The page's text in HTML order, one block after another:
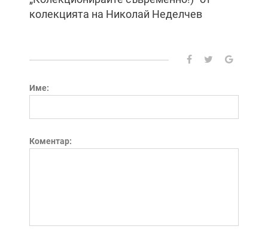
колекцията на Николай Неделчев
Име:
Коментар: